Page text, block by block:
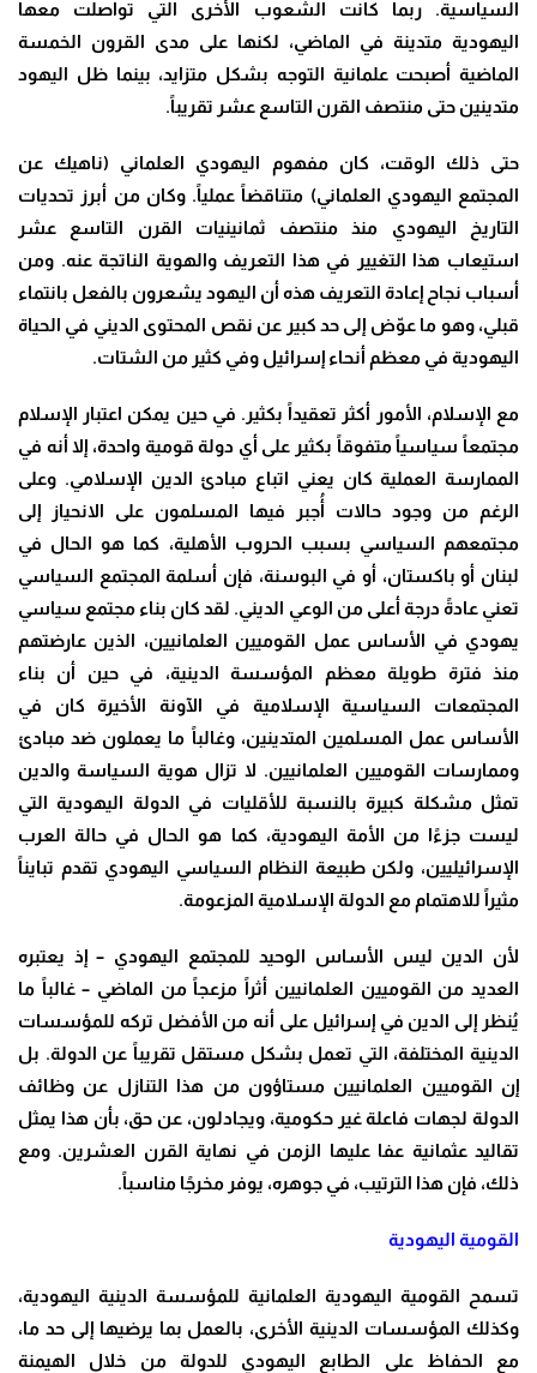
السياسية. ربما كانت الشعوب الأخرى التي تواصلت معها
اليهودية متدينة في الماضي، لكنها على مدى القرون الخمسة
الماضية أصبحت علمانية التوجه بشكل متزايد، بينما ظل اليهود
متدينين حتى منتصف القرن التاسع عشر تقريباً.
حتى ذلك الوقت، كان مفهوم اليهودي العلماني (ناهيك عن
المجتمع اليهودي العلماني) متناقضاً عملياً. وكان من أبرز تحديات
التاريخ اليهودي منذ منتصف ثمانينيات القرن التاسع عشر
استيعاب هذا التغيير في هذا التعريف والهوية الناتجة عنه. ومن
أسباب نجاح إعادة التعريف هذه أن اليهود يشعرون بالفعل بانتماء
قبلي، وهو ما عوّض إلى حد كبير عن نقص المحتوى الديني في الحياة
اليهودية في معظم أنحاء إسرائيل وفي كثير من الشتات.
مع الإسلام، الأمور أكثر تعقيداً بكثير. في حين يمكن اعتبار الإسلام
مجتمعاً سياسياً متفوقاً بكثير على أي دولة قومية واحدة، إلا أنه في
الممارسة العملية كان يعني اتباع مبادئ الدين الإسلامي. وعلى
الرغم من وجود حالات أُجبر فيها المسلمون على الانحياز إلى
مجتمعهم السياسي بسبب الحروب الأهلية، كما هو الحال في
لبنان أو باكستان، أو في البوسنة، فإن أسلمة المجتمع السياسي
تعني عادةً درجة أعلى من الوعي الديني. لقد كان بناء مجتمع سياسي
يهودي في الأساس عمل القوميين العلمانيين، الذين عارضتهم
منذ فترة طويلة معظم المؤسسة الدينية، في حين أن بناء
المجتمعات السياسية الإسلامية في الآونة الأخيرة كان في
الأساس عمل المسلمين المتدينين، وغالباً ما يعملون ضد مبادئ
وممارسات القوميين العلمانيين. لا تزال هوية السياسة والدين
تمثل مشكلة كبيرة بالنسبة للأقليات في الدولة اليهودية التي
ليست جزءًا من الأمة اليهودية، كما هو الحال في حالة العرب
الإسرائيليين، ولكن طبيعة النظام السياسي اليهودي تقدم تبايناً
مثيراً للاهتمام مع الدولة الإسلامية المزعومة.
لأن الدين ليس الأساس الوحيد للمجتمع اليهودي – إذ يعتبره
العديد من القوميين العلمانيين أثراً مزعجاً من الماضي – غالباً ما
يُنظر إلى الدين في إسرائيل على أنه من الأفضل تركه للمؤسسات
الدينية المختلفة، التي تعمل بشكل مستقل تقريباً عن الدولة. بل
إن القوميين العلمانيين مستاؤون من هذا التنازل عن وظائف
الدولة لجهات فاعلة غير حكومية، ويجادلون، عن حق، بأن هذا يمثل
تقاليد عثمانية عفا عليها الزمن في نهاية القرن العشرين. ومع
ذلك، فإن هذا الترتيب، في جوهره، يوفر مخرجًا مناسباً.
القومية اليهودية
تسمح القومية اليهودية العلمانية للمؤسسة الدينية اليهودية،
وكذلك المؤسسات الدينية الأخرى، بالعمل بما يرضيها إلى حد ما،
مع الحفاظ على الطابع اليهودي للدولة من خلال الهيمنة